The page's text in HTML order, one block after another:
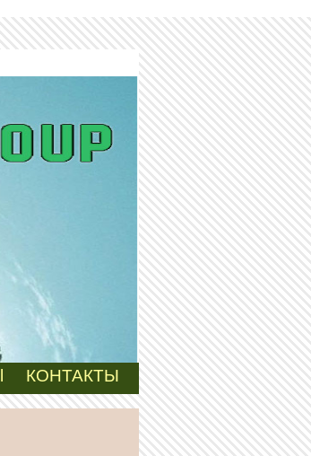
КОНТАКТЫ